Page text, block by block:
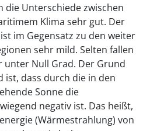
die Unterschiede zwischen
Klima sehr gut. Der
im Gegensatz zu den weiter
sehr mild. Selten fallen
unter Null Grad. Der Grund
ist, dass durch die in den
Sonne die
negativ ist. Das heißt,
(Wärmestrahlung) von